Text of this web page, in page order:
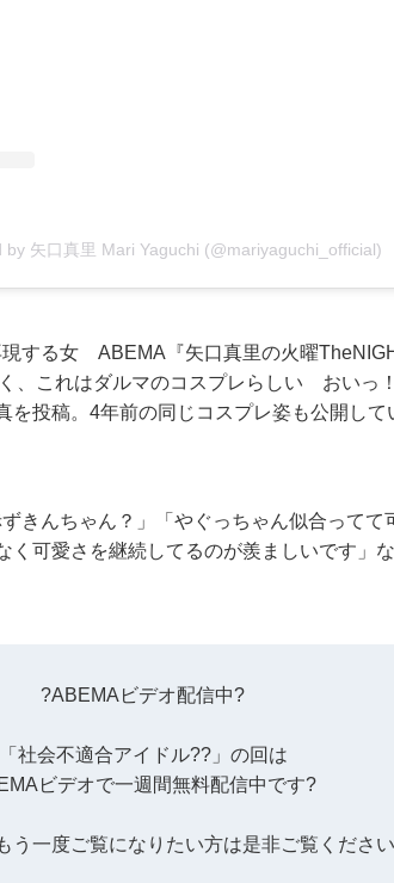
by 矢口真里 Mari Yaguchi (@mariyaguchi_official)
する女 ABEMA『矢口真里の火曜
、これはダルマのコスプレらしい おいっ
を投稿。4年前の同じコスプレ姿も公開して
きんちゃん？」「やぐっちゃん似合ってて
く可愛さを継続してるのが羨ましいです」
?ABEMAビデオ配信中?
「社会不適合アイドル?‍?」の回は
ビデオで一週間無料配信中です?
う一度ご覧になりたい方は是非ご覧くださ